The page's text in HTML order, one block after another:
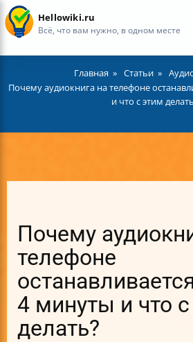
Hellowiki.ru
Всё, что вам нужно, в одном месте
Главная Статьи
Почему аудиокнига на телефоне
и что с этим
Почему
телефоне
4 минуты и что
делать?